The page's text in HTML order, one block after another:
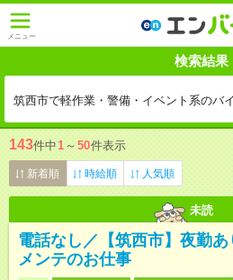
メニュー
検索結果
筑西市で軽作業・警備・イベント系のバ
143件中1 ～ 50件表示
新着順 時給順 人気順
未読
電話なし／【筑西市】夜勤
メンテのお仕事